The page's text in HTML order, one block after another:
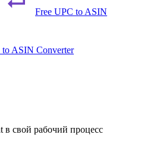
Free UPC to ASIN
ASIN Converter
в свой рабочий процесс